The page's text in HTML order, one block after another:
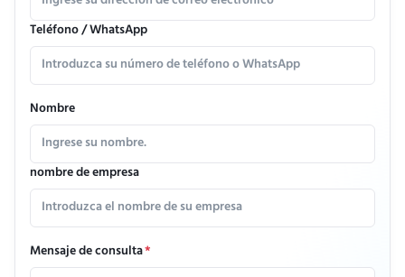
Teléfono / WhatsApp
Nombre
nombre de empresa
Mensaje de consulta*